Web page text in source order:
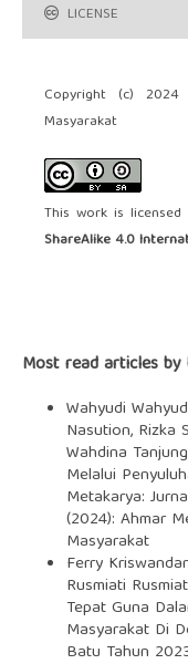
LICENSE
Copyright (c) 2024
Masyarakat
This work is licensed
ShareAlike 4.0
Most read articles
Wahyudi
Nasution, Rizka
Wahdina
Melalui
Metakarya:
(2024): Ahmar
Masyarakat
Ferry
Rusmiati
Tepat Guna
Masyarakat Di
Batu Tahun